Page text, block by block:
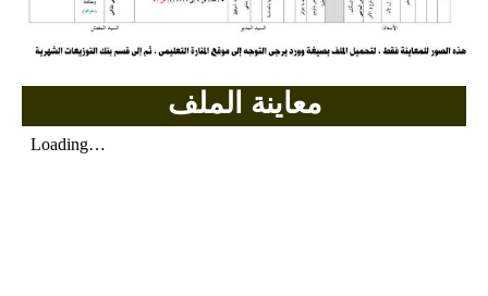
بنك التوزيعات الشهرية
دفاتر استاذ التعليم الابتدائيمعاينة الملف